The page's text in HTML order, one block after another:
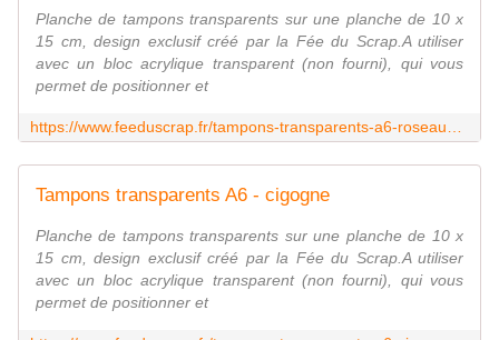
Planche de tampons transparents sur une planche de 10 x
15 cm, design exclusif créé par la Fée du Scrap.A utiliser
avec un bloc acrylique transparent (non fourni), qui vous
permet de positionner et
Tampons transparents A6 - cigogne
Planche de tampons transparents sur une planche de 10 x
15 cm, design exclusif créé par la Fée du Scrap.A utiliser
avec un bloc acrylique transparent (non fourni), qui vous
permet de positionner et